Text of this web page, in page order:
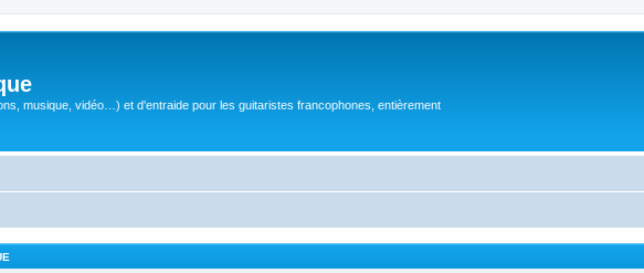
musique, vidéo…) et d'entraide pour les guitaristes francophones, entièrement